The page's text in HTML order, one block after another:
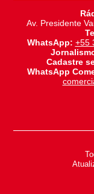
Av. Presidente
WhatsApp: +55
Cadastre
WhatsApp